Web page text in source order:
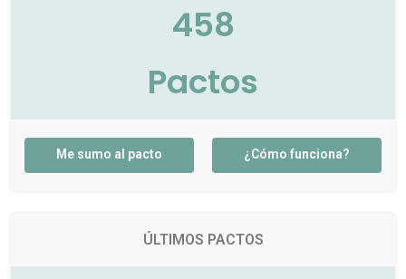
458
Pactos
Me sumo al pacto ¿Cómo funciona?
ÚLTIMOS PACTOS